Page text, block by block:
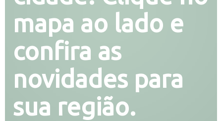
mapa ao lado e
confira as
novidades para
sua região.